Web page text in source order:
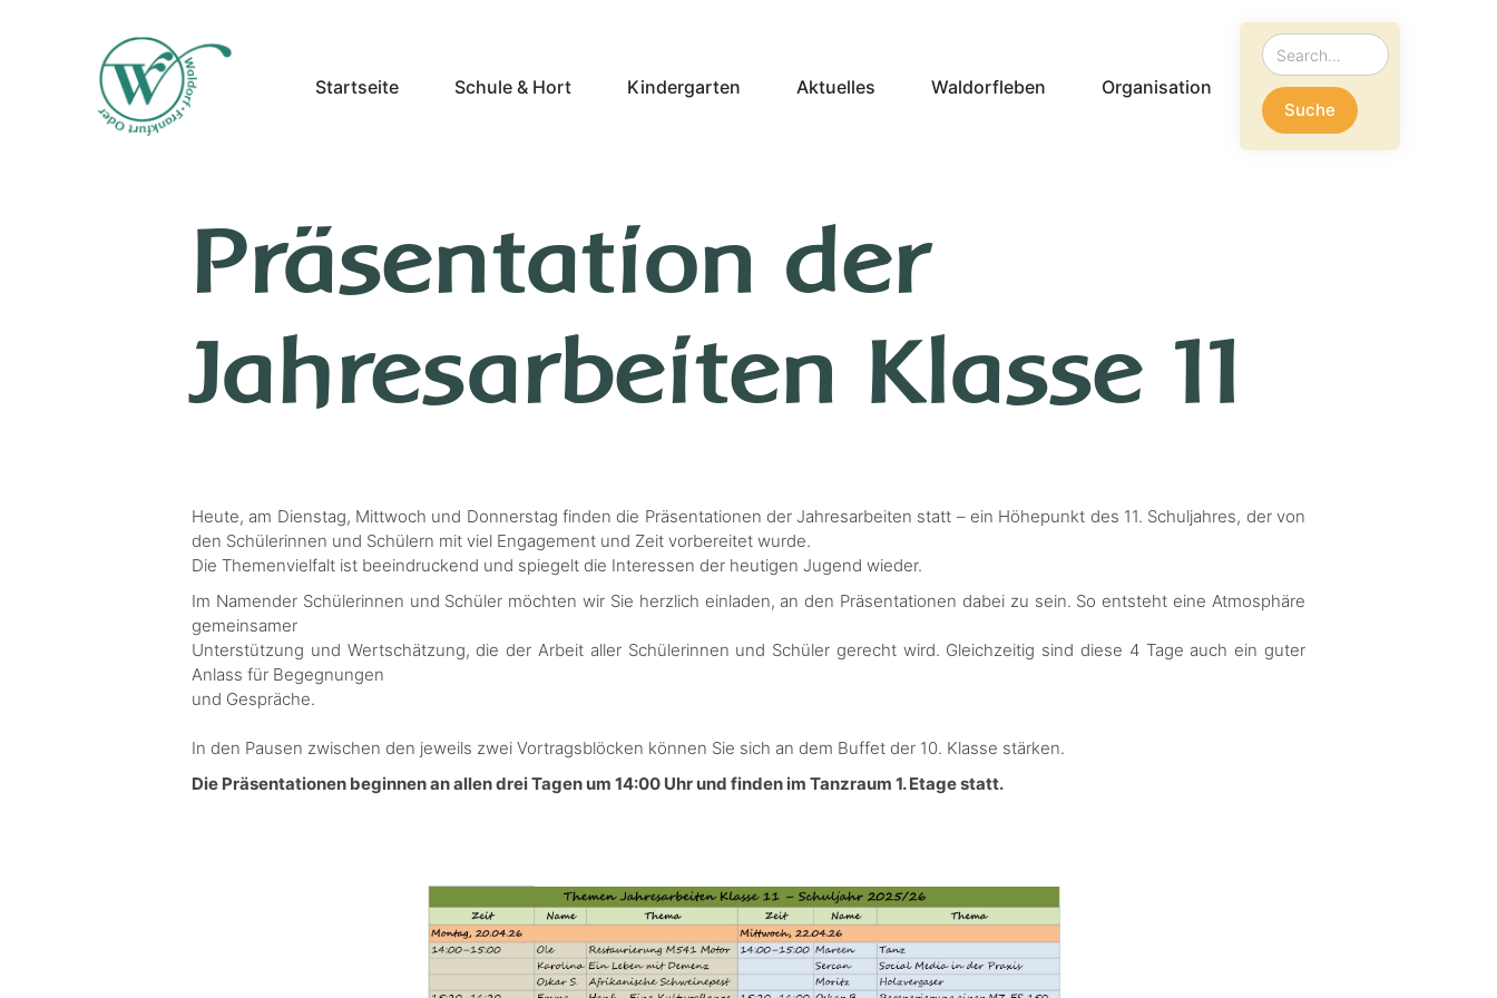
Startseite Schule & Hort Kindergarten Aktuelles Waldorfleben Organisation
Präsentation der
Jahresarbeiten Klasse 11
Heute, am Dienstag, Mittwoch und Donnerstag finden die Präsentationen der Jahresarbeiten statt – ein Höhepunkt des 11. Schuljahres, der von
den Schülerinnen und Schülern mit viel Engagement und Zeit vorbereitet wurde.
Die Themenvielfalt ist beeindruckend und spiegelt die Interessen der heutigen Jugend wieder.
Im Namender Schülerinnen und Schüler möchten wir Sie herzlich einladen, an den Präsentationen dabei zu sein. So entsteht eine Atmosphäre
gemeinsamer
Unterstützung und Wertschätzung, die der Arbeit aller Schülerinnen und Schüler gerecht wird. Gleichzeitig sind diese 4 Tage auch ein guter
Anlass für Begegnungen
und Gespräche.
In den Pausen zwischen den jeweils zwei Vortragsblöcken können Sie sich an dem Buffet der 10. Klasse stärken.
Die Präsentationen beginnen an allen drei Tagen um 14:00 Uhr und finden im Tanzraum 1. Etage statt.